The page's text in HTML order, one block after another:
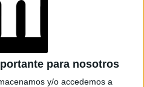
para nosotros
y/o accedemos a
Noticias
Parabrisas
Break BATimes